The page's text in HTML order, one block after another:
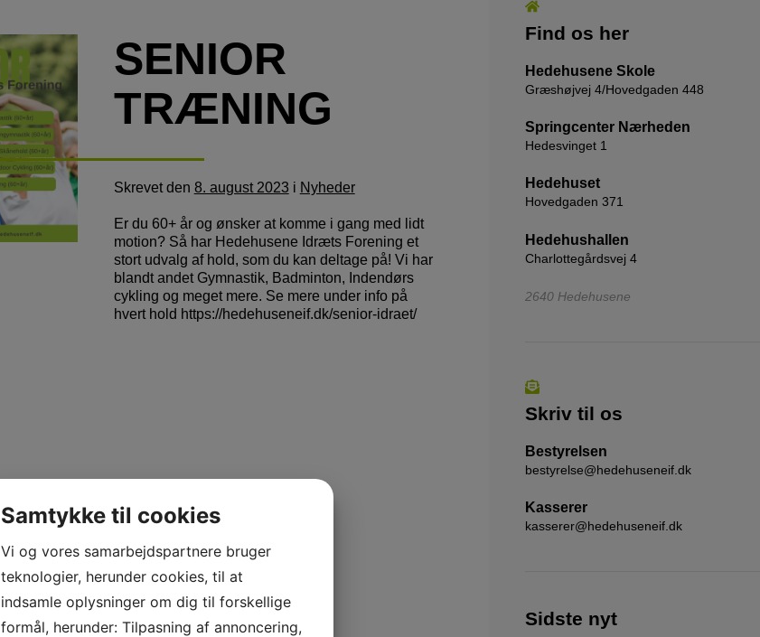
SENIOR
TRÆNING
Skrevetden 8. august 2023 i Nyheder
Er du 60+ år og ønsker at komme i gang med lidt
motion? Så har Hedehusene Idræts Forening et
stort udvalg af hold, som du kan deltage på! Vi har
blandt andet Gymnastik, Badminton, Indendørs
cykling og meget mere. Se mere under info på
hvert hold https://hedehuseneif.dk/senior-idraet/
Find os her
Hedehusene Skole
Græshøjvej 4/Hovedgaden 448
Springcenter Nærheden
Hedesvinget 1
Hedehuset
Hovedgaden 371
Hedehushallen
Charlottegårdsvej 4
2640 Hedehusene
Skriv til os
Bestyrelsen
bestyrelse@hedehuseneif.dk
Kasserer
kasserer@hedehuseneif.dk
Sidste nyt
Samtykke til cookies
Vi og vores samarbejdspartnere bruger
teknologier, herunder cookies, til at
indsamle oplysninger om dig til forskellige
formål, herunder: Tilpasning af annoncering,